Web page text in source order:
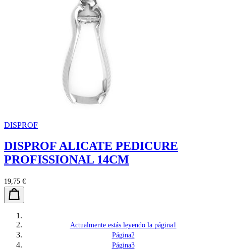
DISPROF
DISPROF ALICATE PEDICURE
PROFISSIONAL 14CM
19,75 €
Actualmente estás leyendo la página1
Página2
Página3